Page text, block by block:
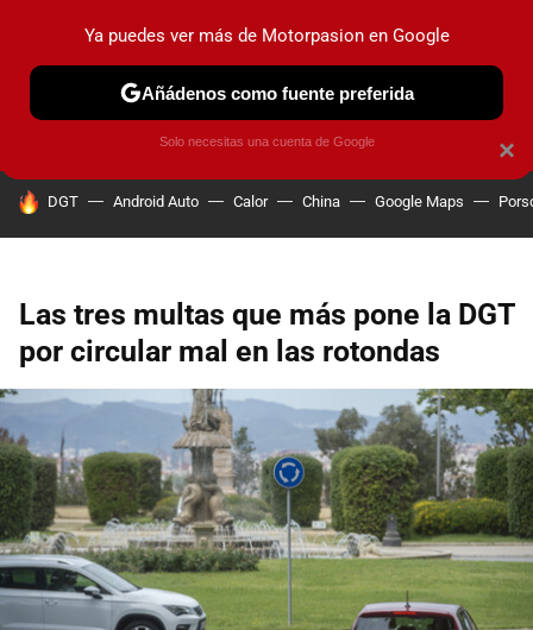
PRUEBAS COCHES ELÉCTRICOS OBSERVATORIO
HOY SE HABLA DE
DGT Android Auto Calor China Google Maps
Las tres multas que más pone la DGT
por circular mal en las rotondas
×
Ya puedes ver más de Motorpasion en Google
Añádenos como fuente preferida
Solo necesitas una cuenta de Google